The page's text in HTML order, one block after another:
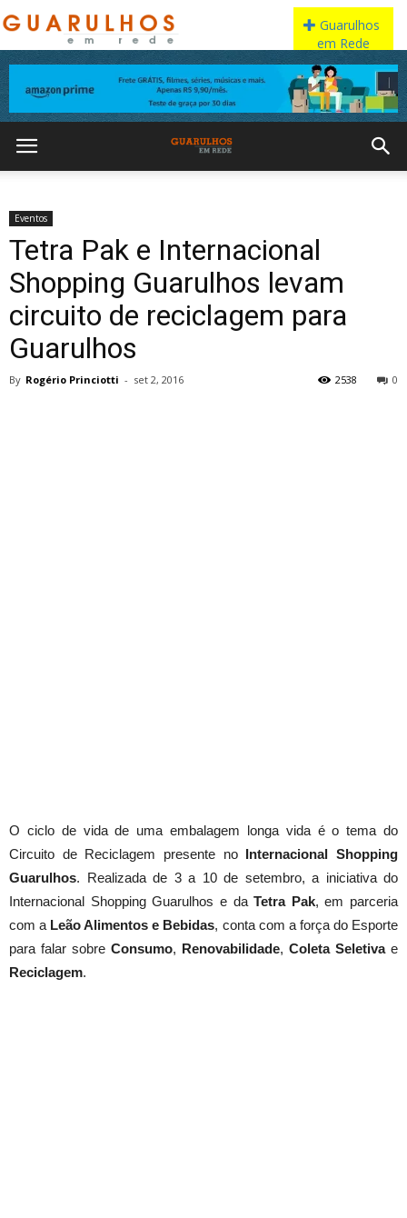
Eventos
Tetra Pak e Internacional
Shopping Guarulhos levam
circuito de reciclagem para
Guarulhos
By Rogério Princiotti - set 2, 2016 0
2538
O ciclo de vida de uma embalagem longa vida é o tema do
Circuito de Reciclagem presente no Internacional Shopping
Guarulhos. Realizada de 3 a 10 de setembro, a iniciativa do
Internacional Shopping Guarulhos e daTetra Pak, em parceria
com a Leão Alimentos e Bebidas, conta com a força do Esporte
para falar sobre Consumo, Renovabilidade, Coleta Seletiva e
Reciclagem.